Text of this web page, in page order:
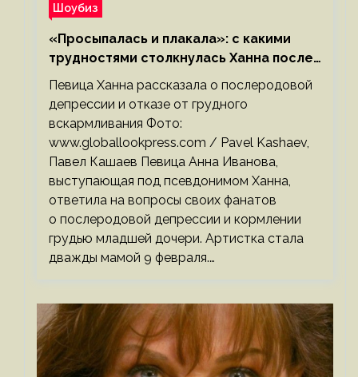
Шоубиз
«Просыпалась и плакала»: с какими
трудностями столкнулась Ханна после
родов
Певица Ханна рассказала о послеродовой
депрессии и отказе от грудного
вскармливания Фото:
www.globallookpress.com / Pavel Kashaev,
Павел Кашаев Певица Анна Иванова,
выступающая под псевдонимом Ханна,
ответила на вопросы своих фанатов
о послеродовой депрессии и кормлении
грудью младшей дочери. Артистка стала
дважды мамой 9 февраля.…